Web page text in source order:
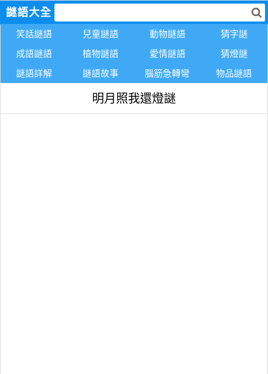
謎語大全
笑話謎語 兒童謎語 動物謎語
猜字謎
成語謎語
植物謎語 愛情謎語
猜燈謎
謎語詳解
謎語故事 腦筋急轉彎 物品謎語
明月照我還燈謎